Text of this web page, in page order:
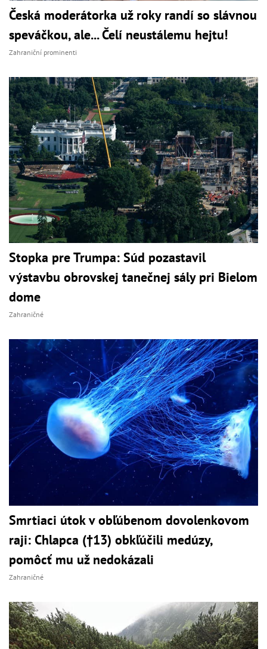
Česká moderátorka už roky randí so slávnou
speváčkou, ale... Čelí neustálemu hejtu!
Zahraniční prominenti
Stopka pre Trumpa: Súd pozastavil
výstavbu obrovskej tanečnej sály pri Bielom
dome
Zahraničné
Smrtiaci útok v obľúbenom dovolenkovom
raji: Chlapca (†13) obkľúčili medúzy,
pomôcť mu už nedokázali
Zahraničné